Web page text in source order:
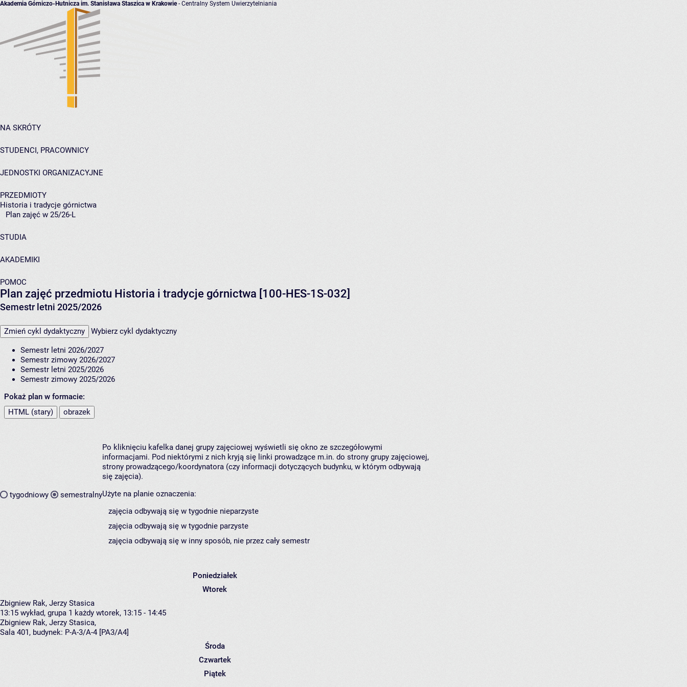
Akademia Górniczo-Hutnicza im. Stanisława Staszica w Krakowie- Centralny System Uwierzytelniania
NA SKRÓTY
STUDENCI, PRACOWNICY
JEDNOSTKI ORGANIZACYJNE
PRZEDMIOTY
Historia i tradycje górnictwa
Plan zajęć w 25/26-L
STUDIA
AKADEMIKI
POMOC
Plan zajęć przedmiotu Historia i tradycje górnictwa [100-HES-1S-032]
Semestr letni 2025/2026
Zmień cykl dydaktyczny Wybierz cykl dydaktyczny
Semestr letni 2026/2027
Semestr zimowy 2026/2027
Semestr letni 2025/2026
Semestr zimowy 2025/2026
Pokaż plan w formacie:
HTML (stary)
obrazek
tygodniowy semestralny
Po kliknięciu kafelka danej grupy zajęciowej wyświetli się okno ze szczegółowymi
informacjami. Pod niektórymi z nich kryją się linki prowadzące m.in. do strony grupy zajęciowej,
strony prowadzącego/koordynatora (czy informacji dotyczących budynku, w którym odbywają
się zajęcia).
Użyte na planie oznaczenia:
zajęcia odbywają się w tygodnie nieparzyste
zajęcia odbywają się w tygodnie parzyste
zajęcia odbywają się w inny sposób, nie przez cały semestr
Poniedziałek
Wtorek
Zbigniew Rak, Jerzy Stasica
13:15 wykład, grupa 1 każdy wtorek, 13:15 - 14:45
Zbigniew Rak, Jerzy Stasica,
Sala 401, budynek: P-A-3/A-4 [PA3/A4]
Środa
Czwartek
Piątek